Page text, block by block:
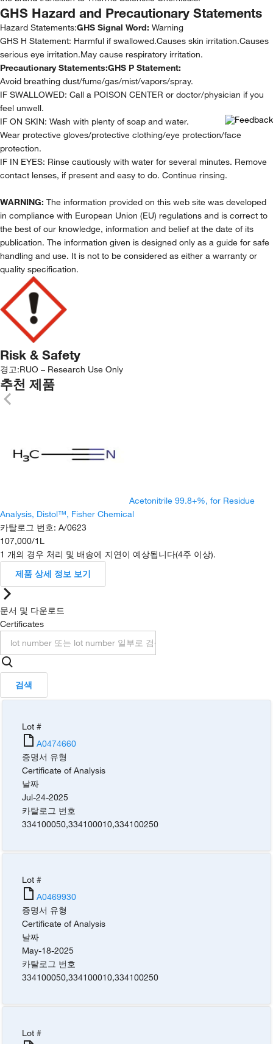
GHS Hazard and Precautionary Statements
Hazard Statements:GHS Signal Word: Warning
GHS H Statement: Harmful if swallowed.Causes skin irritation.Causes
serious eye irritation.May cause respiratory irritation.
Precautionary Statements:GHS P Statement:
Avoid breathing dust/fume/gas/mist/vapors/spray.
IF SWALLOWED: Call a POISON CENTER or doctor/physician if you
feel unwell.
IF ON SKIN: Wash with plenty of soap and water.
Wear protective gloves/protective clothing/eye protection/face
protection.
IF IN EYES: Rinse cautiously with water for several minutes. Remove
contact lenses, if present and easy to do. Continue rinsing.
WARNING: The information provided on this web site was developed
in compliance with European Union (EU) regulations and is correct to
the best of our knowledge, information and belief at the date of its
publication. The information given is designed only as a guide for safe
handling and use. It is not to be considered as either a warranty or
quality specification.
Risk & Safety
경고:RUO – Research Use Only
추천 제품
Acetonitrile 99.8+%, for Residue
Analysis, Distol™, Fisher Chemical
카탈로그 번호: A/0623
107,000/1L
1 개의 경우 처리 및 배송에 지연이 예상됩니다(4주 이상).
제품 상세 정보 보기
문서 및 다운로드
Certificates
검색
Lot #
A0474660
증명서 유형
Certificate of Analysis
날짜
Jul-24-2025
카탈로그 번호
334100050,334100010,334100250
Lot #
A0469930
증명서 유형
Certificate of Analysis
날짜
May-18-2025
카탈로그 번호
334100050,334100010,334100250
Lot #